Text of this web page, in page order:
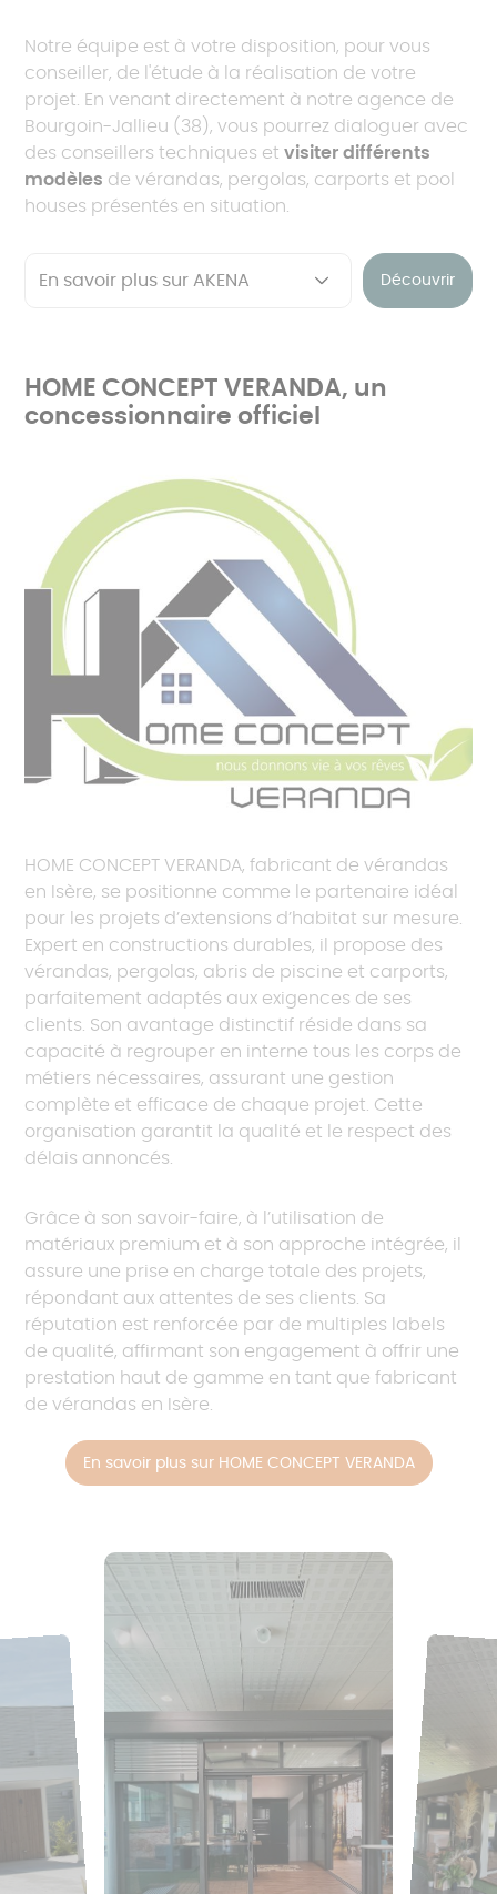
Notre équipe est à votre disposition, pour vous
conseiller, de l'étude à la réalisation de votre
projet. En venant directement à notre agence de
Bourgoin-Jallieu (38), vous pourrez dialoguer avec
des conseillers techniques etvisiter différents
modèles de vérandas, pergolas, carports et pool
houses présentés en situation.
Découvrir
HOME CONCEPT VERANDA, un
concessionnaire officiel
HOME CONCEPT VERANDA, fabricant de vérandas
en Isère, se positionne comme le partenaire idéal
pour les projets d’extensions d’habitat sur mesure.
Expert en constructions durables, il propose des
vérandas, pergolas, abris de piscine et carports,
parfaitement adaptés aux exigences de ses
clients. Son avantage distinctif réside dans sa
capacité à regrouper en interne tous les corps de
métiers nécessaires, assurant une gestion
complète et efficace de chaque projet. Cette
organisation garantit la qualité et le respect des
délais annoncés.
Grâce à son savoir-faire, à l’utilisation de
matériaux premium et à son approche intégrée, il
assure une prise en charge totale des projets,
répondant aux attentes de ses clients. Sa
réputation est renforcée par de multiples labels
de qualité, affirmant son engagement à offrir une
prestation haut de gamme en tant que fabricant
de vérandas en Isère.
En savoir plus sur HOME CONCEPT VERANDA